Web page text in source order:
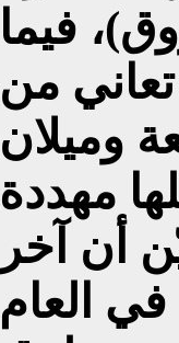
فيما
من
وميلان
مهددة
أن آخر
العام